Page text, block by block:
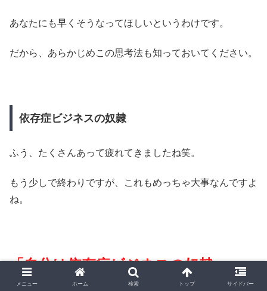
あなたにも早くそうなってほしいというわけです。
だから、あらかじめこの思考法も知っておいてください。
依存症ビジネスの奴隷
ふう、たくさんあって疲れてきましたね笑。
もう少しで終わりですが、これもめっちゃ大事なんですよ
ね。
「自分は依存症ビジネスの奴隷」
メニュー ホーム 検索 トップ サイドバー